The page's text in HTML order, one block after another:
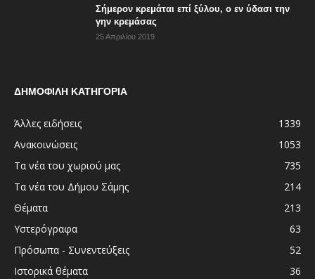
Σήμερον κρεμάται επί ξύλου, ο εν ύδασι την
γην κρεμάσας
25 Απριλίου 2019
ΔΗΜΟΦΙΛΗ ΚΑΤΗΓΟΡΙΑ
Άλλες ειδήσεις
1339
Ανακοινώσεις
1053
Τα νέα του χωριού μας
735
Τα νέα του Δήμου Σάμης
214
Θέματα
213
Υστερόγραφα
63
Πρόσωπα - Συνεντεύξεις
52
Ιστορικά θέματα
36